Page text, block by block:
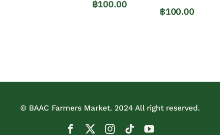
฿100.00
฿100.00
© BAAC Farmers Market. 2024 All right reserved.